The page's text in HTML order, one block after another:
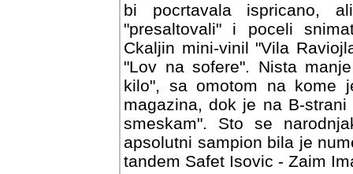
bi pocrtavala ispricano,
"presaltovali" i poceli
Ckaljin mini-vinil "Vila
"Lov na sofere". Nista manje
sa omotom na kome je
dok je na B-strani
Sto se narodnjaka tice,
sampion bila je numera
Safet Isovic - Zaim Imamovic.